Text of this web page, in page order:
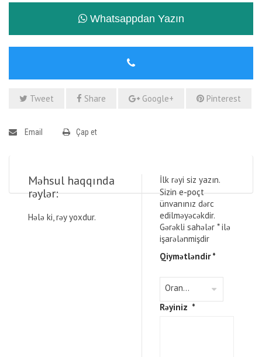
Whatsappdan Yazın
Tweet Share Google+ Pinterest
Email Çap et
Məhsul haqqında
rəylər:
Hələ ki, rəy yoxdur.
İlk rəyi siz yazın.
Sizin e-poçt
ünvanınız dərc
edilməyəcəkdir.
Gərəkli sahələr *ilə
işarələnmişdir
Qiymətləndir*
Rəyiniz *